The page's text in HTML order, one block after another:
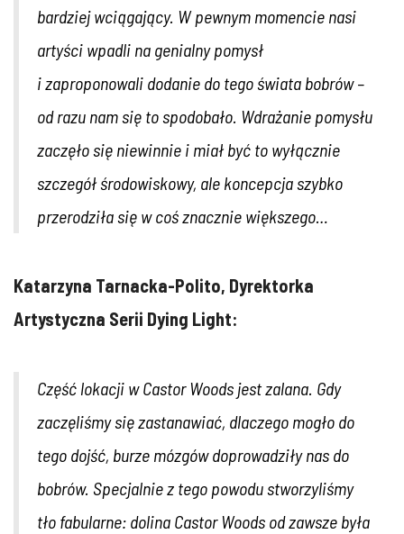
bardziej wciągający. W pewnym momencie nasi
artyści wpadli na genialny pomysł
i zaproponowali dodanie do tego świata bobrów –
od razu nam się to spodobało. Wdrażanie pomysłu
zaczęło się niewinnie i miał być to wyłącznie
szczegół środowiskowy, ale koncepcja szybko
przerodziła się w coś znacznie większego…
Katarzyna Tarnacka-Polito, Dyrektorka
Artystyczna Serii Dying Light:
Część lokacji w Castor Woods jest zalana. Gdy
zaczęliśmy się zastanawiać, dlaczego mogło do
tego dojść, burze mózgów doprowadziły nas do
bobrów. Specjalnie z tego powodu stworzyliśmy
tło fabularne: dolina Castor Woods od zawsze była